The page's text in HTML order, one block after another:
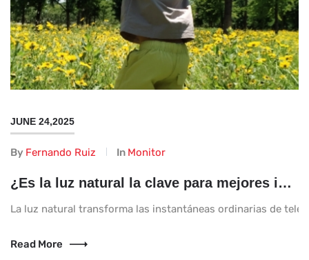
JUNE 24,2025
By Fernando Ruiz In Monitor
¿Es la luz natural la clave para mejores imágenes telefónicas?
La luz natural transforma las instantáneas ordinarias de
Read More